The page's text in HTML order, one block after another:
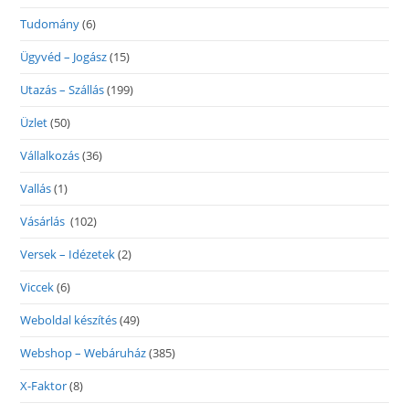
Tudomány(6)
Ügyvéd – Jogász(15)
Utazás – Szállás(199)
Üzlet(50)
Vállalkozás(36)
Vallás(1)
Vásárlás (102)
Versek – Idézetek(2)
Viccek(6)
Weboldal készítés(49)
Webshop – Webáruház(385)
X-Faktor(8)